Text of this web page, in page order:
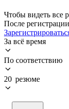
Чтобы видеть все
После
За всё время
По соответствию
20 резюме